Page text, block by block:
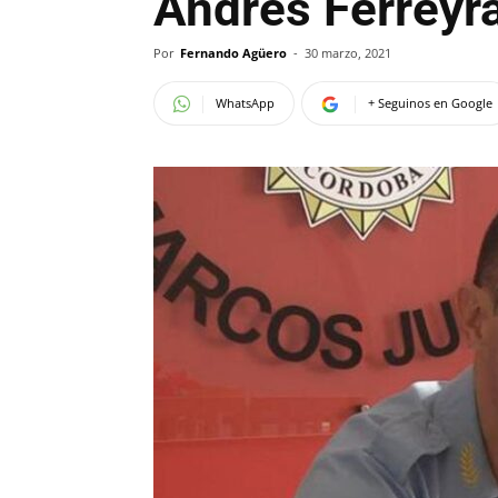
Por Fernando Agüero - 30 marzo, 2021
WhatsApp + Seguinos en Google